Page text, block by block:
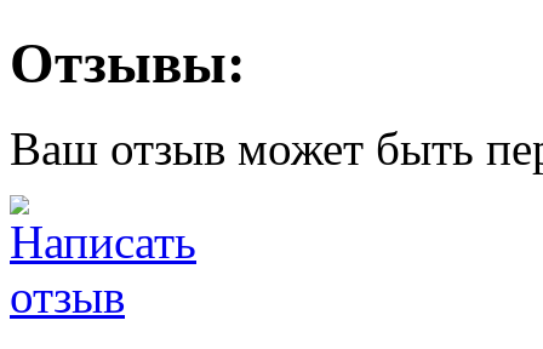
Отзывы:
Ваш отзыв может быть